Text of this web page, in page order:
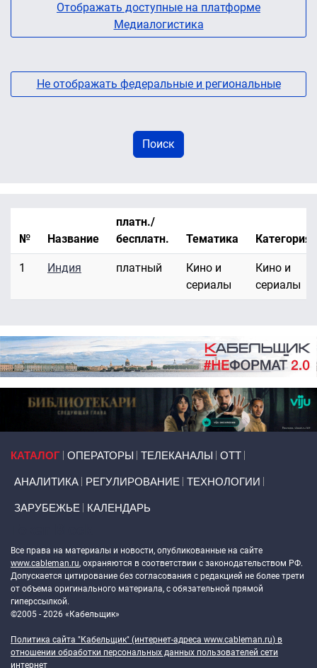
Отображать доступные на платформе
Медиалогистика
Не отображать федеральные и региональные
№ Название
платн./
бесплатн.
Тематика Категория
1 Индия платный
Кино и
сериалы
Кино и
сериалы
КАТАЛОГ ОПЕРАТОРЫ ТЕЛЕКАНАЛЫ ОТТ
АНАЛИТИКА РЕГУЛИРОВАНИЕ ТЕХНОЛОГИИ
ЗАРУБЕЖЬЕ КАЛЕНДАРЬ
Все права на материалы и новости, опубликованные на сайте
www.cableman.ru, охраняются в соответствии с законодательством РФ.
Допускается цитирование без согласования с редакцией не более трети
от объема оригинального материала, с обязательной прямой
гиперссылкой.
©2005 - 2026 «Кабельщик»
Политика сайта "Кабельщик" (интернет-адреса www.cableman.ru) в
отношении обработки персональных данных пользователей сети
интернет